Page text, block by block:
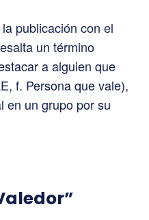
publicación con el
un término
a alguien que
f. Persona que vale),
en un grupo por su